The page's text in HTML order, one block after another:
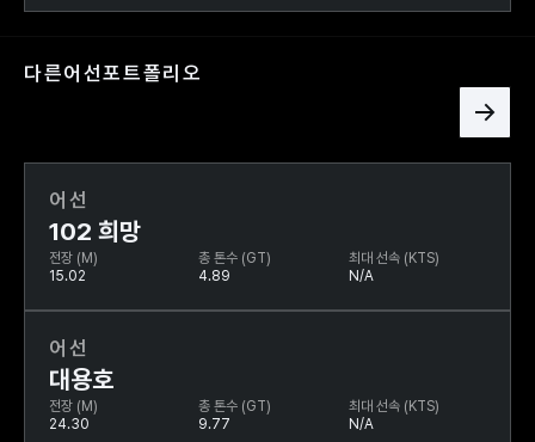
다른어선포트폴리오
어선
102 희망
전장 (M)
15.02
총 톤수 (GT)
4.89
최대 선속 (KTS)
N/A
어선
대용호
전장 (M)
24.30
총 톤수 (GT)
9.77
최대 선속 (KTS)
N/A